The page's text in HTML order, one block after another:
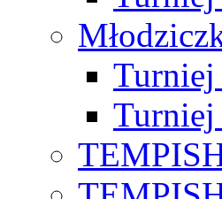
Turniej
Turniej